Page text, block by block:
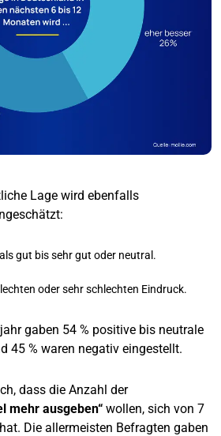
Lage wird ebenfalls
gut bis sehr gut oder neutral.
oder sehr schlechten Eindruck.
gaben 54 % positive bis neutrale
45 % waren negativ eingestellt.
dass die Anzahl der
mehr ausgeben“ wollen, sich von 7
Die allermeisten Befragten gaben